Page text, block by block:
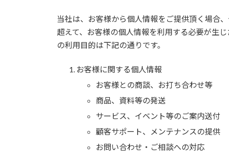
当社は、お客様から個人情報をご提供頂く場合
超えて、お客様の個人情報を利用する必要が生
の利用目的は下記の通りです。
お客様に関する個人情報
お客様との商談、お打ち合わせ等
商品、資料等の発送
サービス、イベント等のご案内送付
顧客サポート、メンテナンスの提供
お問い合わせ・ご相談への対応